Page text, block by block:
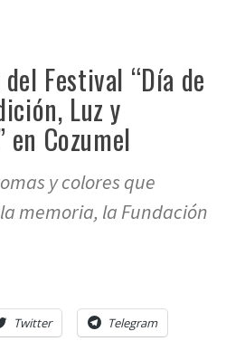
Festival “Día de
Luz y
en Cozumel
y colores que
memoria, la Fundación
Twitter Telegram